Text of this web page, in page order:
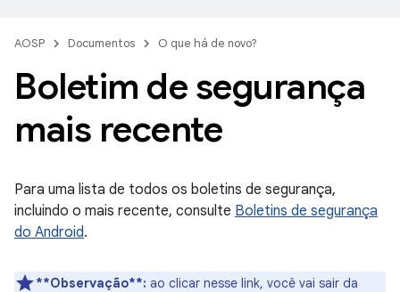
AOSP Documentos O que há de novo?
Boletim de segurança
mais recente
Para uma lista de todos os boletins de segurança,
incluindo o mais recente, consulte Boletins de segurança
do Android.
**Observação**: ao clicar nesse link, você vai sair da